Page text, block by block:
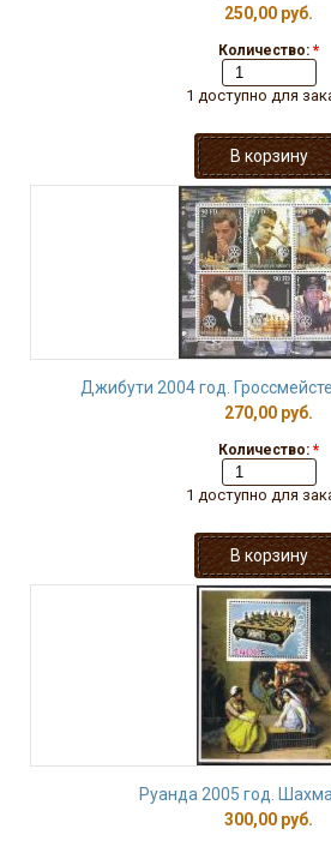
250,00 руб.
Количество: *
1 доступно для
Джибути 2004 год.
270,00 руб.
Количество: *
1 доступно для
Руанда 2005 год.
300,00 руб.